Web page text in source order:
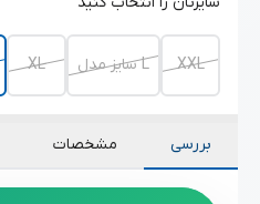
XXL L سایز مدل XL
بررسی مشخصات